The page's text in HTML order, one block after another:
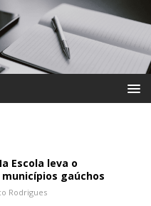
Escola leva o
gaúchos
Rodrigues